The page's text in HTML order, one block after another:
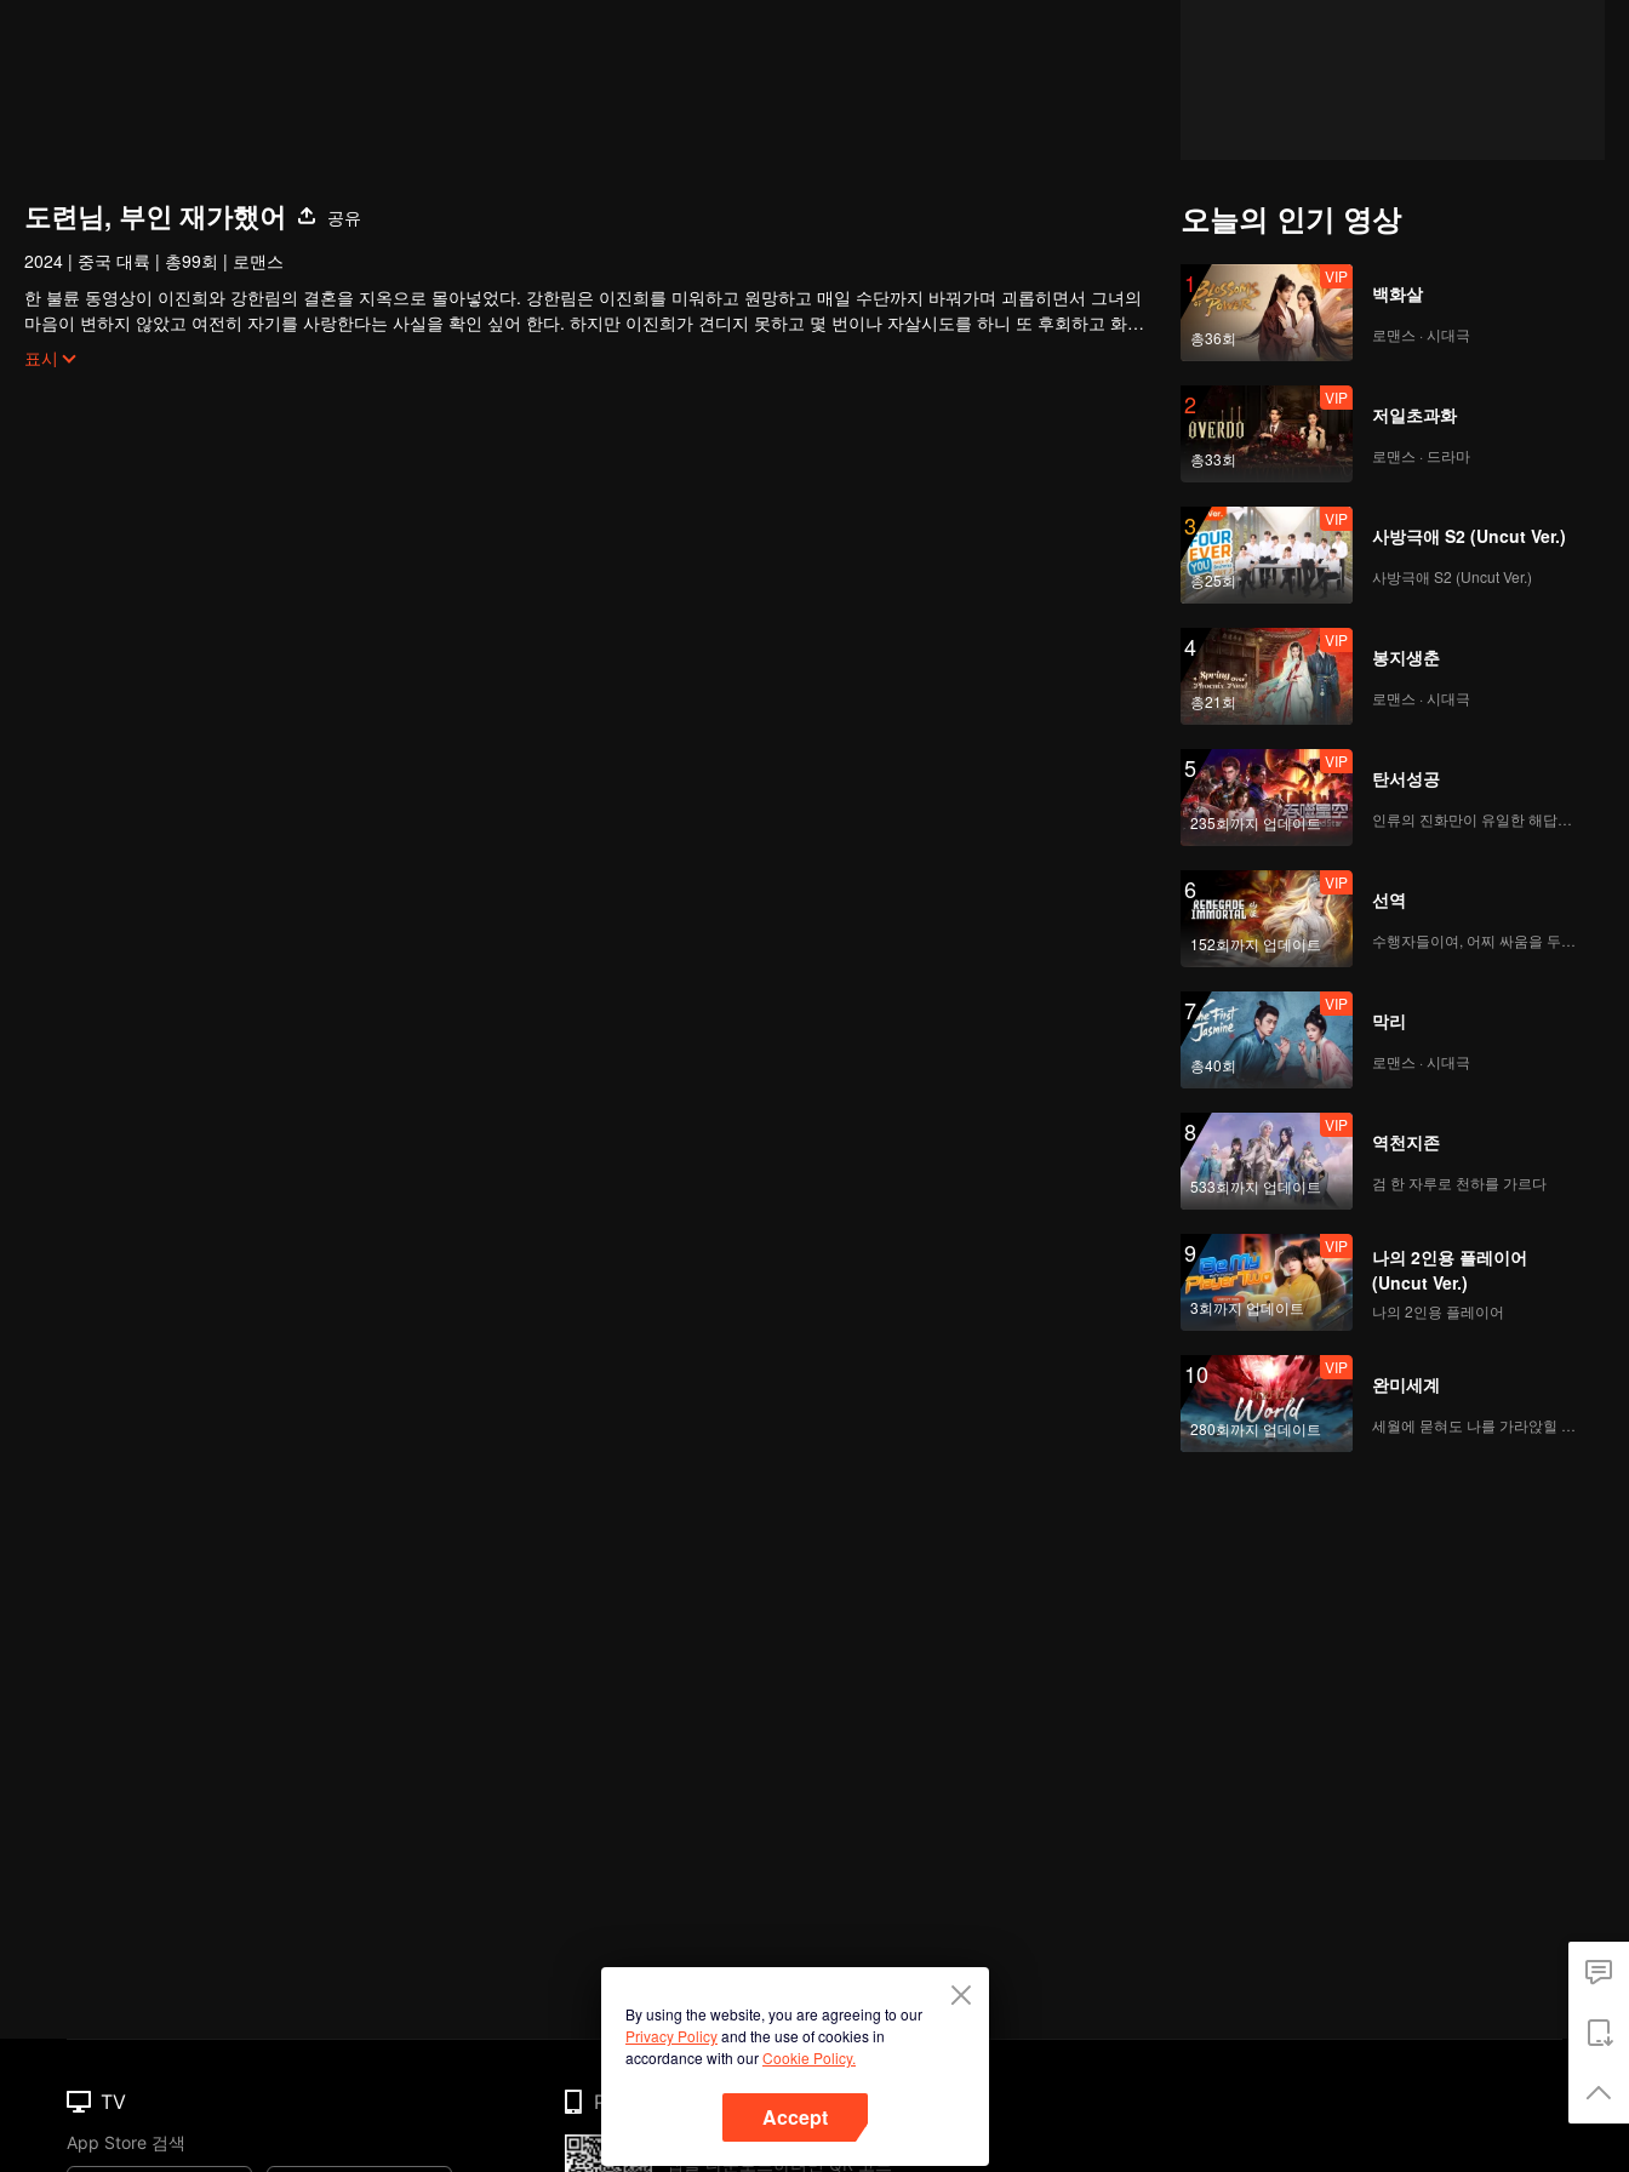
도련님, 부인 재가했어
공유
2024 | 중국 대륙 | 총99회 | 로맨스
한 불륜 동영상이 이진희와 강한림의 결혼을 지옥으로 몰아넣었다. 강한림은 이진희를 미워하고 원망하고 매일 수단까지 바꿔가며 괴롭히면서 그녀의
마음이 변하지 않았고 여전히 자기를 사랑한다는 사실을 확인 싶어 한다. 하지만 이진희가 견디지 못하고 몇 번이나 자살시도를 하니 또 후회하고 화가
났다. 계속 이러면서 살아갈 줄 알았는데 또 하나의 동영상이 나타나 둘 사이의 오해를 밝혀냈다, 원래 그 영상 속의 불륜남이 바로 자신인 사실을 장한
림은 깨달았다.
표시
오늘의 인기 영상
1
총36회
VIP
백화살
로맨스 · 시대극
2
총33회
VIP
저일초과화
로맨스 · 드라마
3
총25회
VIP
사방극애 S2 (Uncut Ver.)
사방극애 S2 (Uncut Ver.)
4
총21회
VIP
봉지생춘
로맨스 · 시대극
5
235회까지 업데이트
VIP
탄서성공
인류의 진화만이 유일한 해답이다
6
152회까지 업데이트
VIP
선역
7
총40회
VIP
막리
로맨스 · 시대극
8
533회까지 업데이트
VIP
역천지존
검 한 자루로 천하를 가르다
9
3회까지 업데이트
VIP
나의 2인용 플레이어
(Uncut Ver.)
나의 2인용 플레이어
10
280회까지 업데이트
VIP
완미세계
By using the website, you are agreeing to our
Privacy Policyand the use of cookies in
accordance with ourCookie Policy.
Accept
TV
App Store 검색
Phone
앱을 다운로드하려면 QR 코드